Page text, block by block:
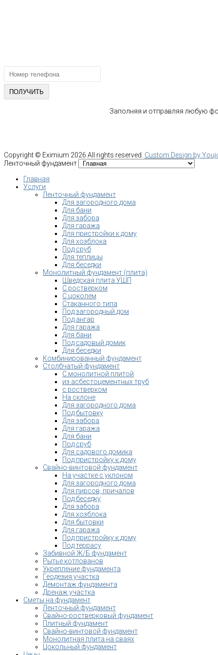
Заполняя и отправляя любую
Copyright © Eximium 2026 All rights reserved. Custom Design by
Ленточный фундамент
Главная
Услуги
Ленточный фундамент
Для загородного дома
Для бани
Для забора
Для гаража
Для пристройки к дому
Для хозблока
Под сруб
Для теплицы
Для беседки
Монолитный фундамент (плита)
Шведская плита УШП
С ростверком
С цоколем
Стаканного типа
Под загородный дом
Под ангар
Для гаража
Для бани
Под садовый домик
Для беседки
Комбинированный фундамент
Столбчатый фундамент
С монолитной плитой
из асбестоцементных труб
с ростверком
На склоне
Для загородного дома
Под бытовку
Для забора
Для гаража
Для бани
Под сруб
Для садового домика
Под пристройку к дому
Свайно-винтовой фундамент
На участке с уклоном
Для загородного дома
Для пирсов, причалов
Под беседку
Для забора
Для хозблока
Для бытовки
Для гаража
Под пристройку к дому
Под террасу
Забивной Ж/Б фундамент
Рытье котлованов
Укрепление фундамента
Геодезия участка
Демонтаж фундамента
Дренаж участка
Сметы на фундамент
Ленточный фундамент
Свайно-ростверковый фундамент
Плитный фундамент
Свайно-винтовой фундамент
Монолитная плита на сваях
Цокольный фундамент